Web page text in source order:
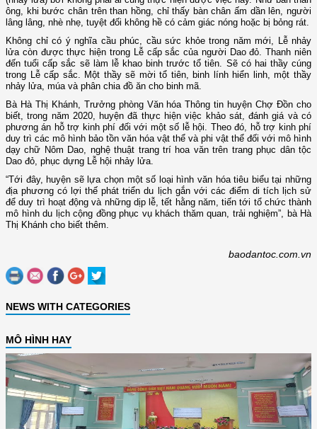
ông, khi bước chân trên than hồng, chỉ thấy bàn chân ấm dần lên, người
lâng lâng, nhè nhẹ, tuyệt đối không hề có cảm giác nóng hoặc bị bỏng rát.
Không chỉ có ý nghĩa cầu phúc, cầu sức khỏe trong năm mới, Lễ nhảy
lửa còn được thực hiện trong Lễ cấp sắc của người Dao đỏ. Thanh niên
đến tuổi cấp sắc sẽ làm lễ khao binh trước tổ tiên. Sẽ có hai thầy cúng
trong Lễ cấp sắc. Một thầy sẽ mời tổ tiên, binh lính hiển linh, một thầy
nhảy lửa, múa và phân chia đồ ăn cho binh mã.
Bà Hà Thị Khánh, Trưởng phòng Văn hóa Thông tin huyện Chợ Đồn cho
biết, trong năm 2020, huyện đã thực hiện việc khảo sát, đánh giá và có
phương án hỗ trợ kinh phí đối với một số lễ hội. Theo đó, hỗ trợ kinh phí
duy trì các mô hình bảo tồn văn hóa vật thể và phi vật thể đối với mô hình
dạy chữ Nôm Dao, nghệ thuật trang trí hoa văn trên trang phục dân tộc
Dao đỏ, phục dựng Lễ hội nhảy lửa.
“Tới đây, huyện sẽ lựa chọn một số loại hình văn hóa tiêu biểu tại những
địa phương có lợi thế phát triển du lịch gắn với các điểm di tích lịch sử
để duy trì hoạt động và những dịp lễ, tết hằng năm, tiến tới tổ chức thành
mô hình du lịch cộng đồng phục vụ khách thăm quan, trải nghiệm”, bà Hà
Thị Khánh cho biết thêm.
baodantoc.com.vn
NEWS WITH CATEGORIES
MÔ HÌNH HAY